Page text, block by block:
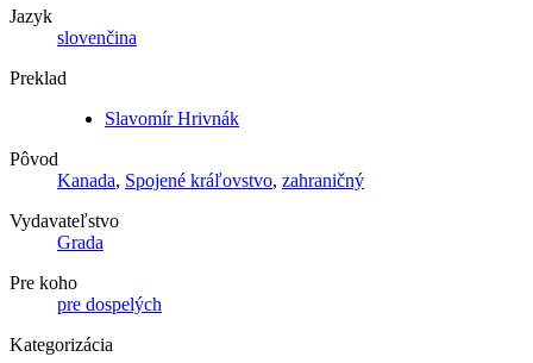
Jazyk
slovenčina
Preklad
Slavomír Hrivnák
Pôvod
Kanada, Spojené kráľovstvo, zahraničný
Vydavateľstvo
Grada
Pre koho
pre dospelých
Kategorizácia